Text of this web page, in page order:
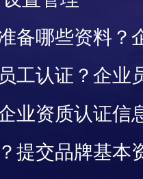
备哪些资料？
工认证？企业
业资质认证信
提交品牌基本